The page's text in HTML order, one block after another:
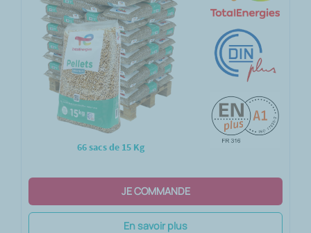
66 sacs de 15 Kg
JE COMMANDE
En savoir plus